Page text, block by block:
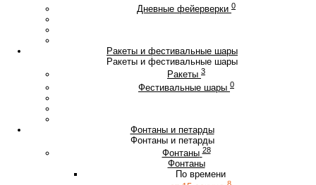
Дневные фейерверки 0
Ракеты и фестивальные шары
Ракеты и фестивальные шары
Ракеты 3
Фестивальные шары 0
Фонтаны и петарды
Фонтаны и петарды
Фонтаны 28
Фонтаны
По времени